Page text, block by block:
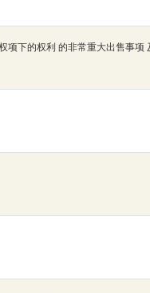
项下的权利 的非常重大出售事项